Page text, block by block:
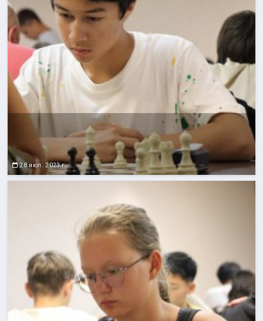
28 июл. 2023 г.